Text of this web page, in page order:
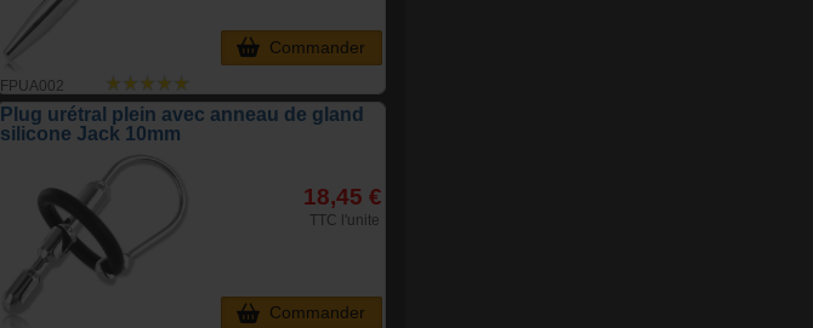
FPUA002
Commander
Plug urétral plein avec anneau de gland
silicone Jack 10mm
18,45 €
TTC l'unite
Commander